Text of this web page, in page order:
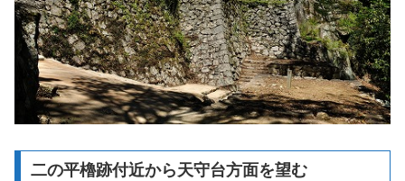
二の平櫓跡付近から天守台方面を望む